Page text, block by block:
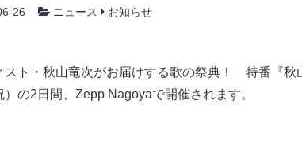
26 ニュース お知らせ
スト・秋山竜次がお届けする歌の祭典！ 特番『秋
）の2日間、Zepp Nagoyaで開催されます。